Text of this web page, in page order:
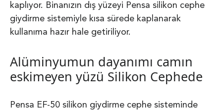
kaplıyor. Binanızın dış yüzeyi Pensa silikon cephe
giydirme sistemiyle kısa sürede kaplanarak
kullanıma hazır hale getiriliyor.
Alüminyumun dayanımı camın
eskimeyen yüzü Silikon Cephede
Pensa EF-50 silikon giydirme cephe sisteminde